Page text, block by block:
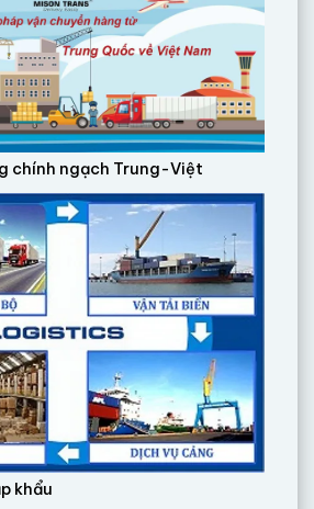
chính ngạch Trung-Việt
khẩu